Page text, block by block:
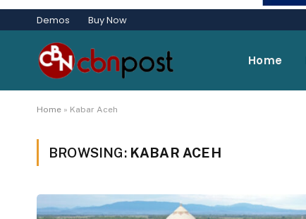
Demos Buy Now
Home
Home » Kabar Aceh
BROWSING: KABAR ACEH